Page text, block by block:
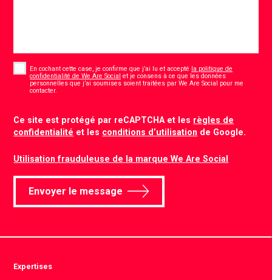
En cochant cette case, je confirme que j’ai lu et accepté la politique de
confidentialité de We Are Social et je consens à ce que les données
personnelles que j’ai soumises soient traitées par We Are Social pour me
contacter.
Ce site est protégé par reCAPTCHA et les règles de
confidentialité et les conditions d’utilisation de Google.
Utilisation frauduleuse de la marque We Are Social
Envoyer le message
Expertises